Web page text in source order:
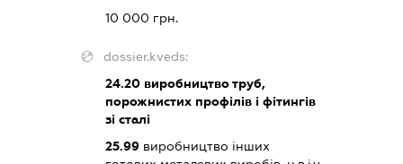
10 000 грн.
dossier.kveds:
24.20 виробництво труб,
порожнистих профілів і фітингів
зі сталі
25.99 виробництво інших